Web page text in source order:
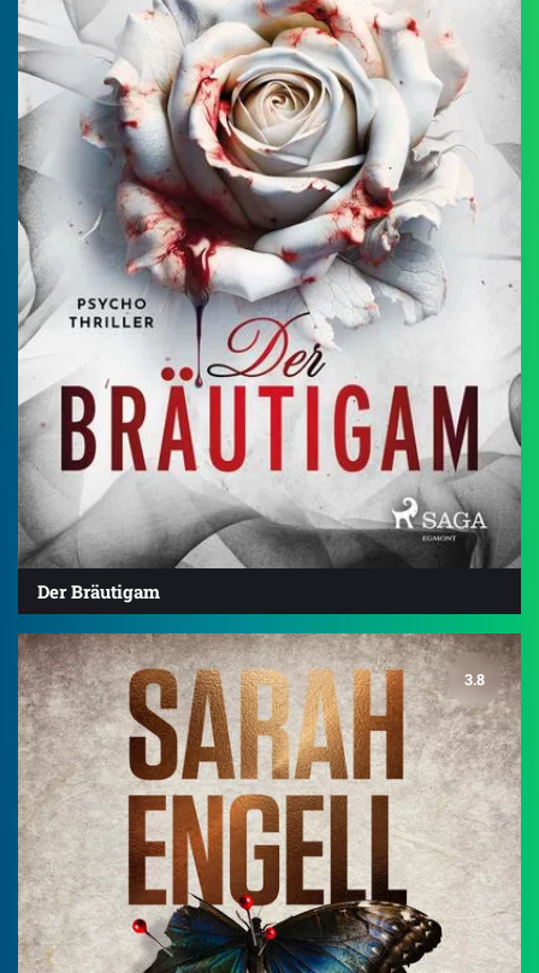
Der Bräutigam
3.8